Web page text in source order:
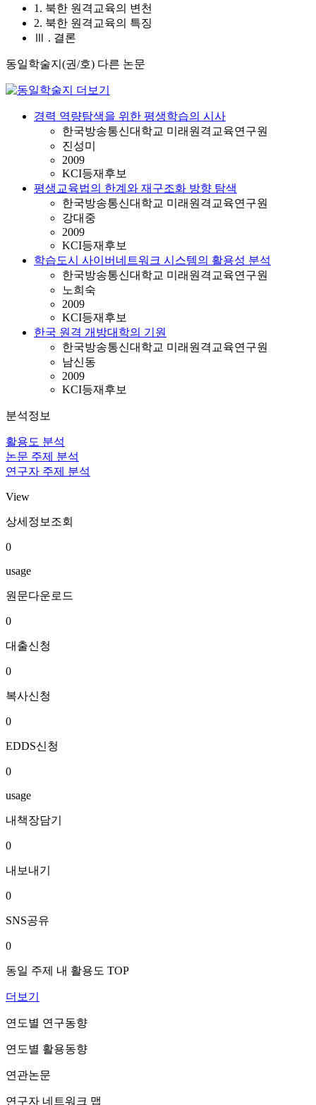
1. 북한 원격교육의 변천
2. 북한 원격교육의 특징
Ⅲ . 결론
동일학술지(권/호) 다른 논문
경력 역량탐색을 위한 평생학습의 시사
한국방송통신대학교 미래원격교육연구원
진성미
2009
KCI등재후보
평생교육법의 한계와 재구조화 방향 탐색
한국방송통신대학교 미래원격교육연구원
강대중
2009
KCI등재후보
학습도시 사이버네트워크 시스템의 활용성 분석
한국방송통신대학교 미래원격교육연구원
노희숙
2009
KCI등재후보
한국 원격 개방대학의 기원
한국방송통신대학교 미래원격교육연구원
남신동
2009
KCI등재후보
분석정보
활용도 분석
논문 주제 분석
연구자 주제 분석
View
상세정보조회
0
usage
원문다운로드
0
대출신청
0
복사신청
0
EDDS신청
0
usage
내책장담기
0
내보내기
0
SNS공유
0
동일 주제 내 활용도 TOP
더보기
연도별 연구동향
연도별 활용동향
연관논문
연구자 네트워크 맵